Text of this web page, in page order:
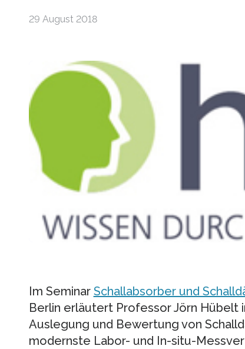
29 August 2018
Im Seminar Schallabsorber und
Berlin erläutert Professor Jörn Hübelt
Auslegung und Bewertung von
modernste Labor- und In-situ-